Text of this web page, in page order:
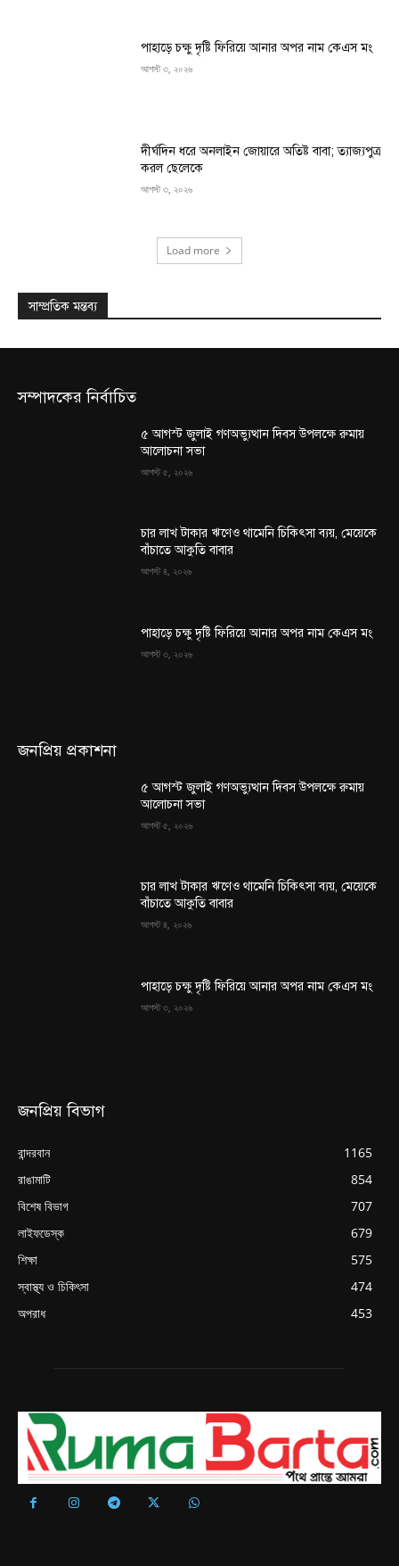
পাহাড়ে চক্ষু দৃষ্টি ফিরিয়ে আনার অপর নাম কেএস মং
আগস্ট ৩, ২০২৬
দীর্ঘদিন ধরে অনলাইন জোয়ারে অতিষ্ট বাবা; ত্যাজ্যপুত্র
করল ছেলেকে
আগস্ট ৩, ২০২৬
Load more
সাম্প্রতিক মন্তব্য
সম্পাদকের নির্বাচিত
৫ আগস্ট জুলাই গণঅভ্যুত্থান দিবস উপলক্ষে রুমায়
আলোচনা সভা
আগস্ট ৫, ২০২৬
চার লাখ টাকার ঋণেও থামেনি চিকিৎসা ব্যয়, মেয়েকে
বাঁচাতে আকুতি বাবার
আগস্ট ৪, ২০২৬
পাহাড়ে চক্ষু দৃষ্টি ফিরিয়ে আনার অপর নাম কেএস মং
আগস্ট ৩, ২০২৬
জনপ্রিয় প্রকাশনা
৫ আগস্ট জুলাই গণঅভ্যুত্থান দিবস উপলক্ষে রুমায়
আলোচনা সভা
আগস্ট ৫, ২০২৬
চার লাখ টাকার ঋণেও থামেনি চিকিৎসা ব্যয়, মেয়েকে
বাঁচাতে আকুতি বাবার
আগস্ট ৪, ২০২৬
পাহাড়ে চক্ষু দৃষ্টি ফিরিয়ে আনার অপর নাম কেএস মং
আগস্ট ৩, ২০২৬
জনপ্রিয় বিভাগ
বান্দরবান
1165
রাঙামাটি
854
বিশেষ বিভাগ
707
লাইফডেস্ক
679
শিক্ষা
575
স্বাস্থ্য ও চিকিৎসা
474
অপরাধ
453